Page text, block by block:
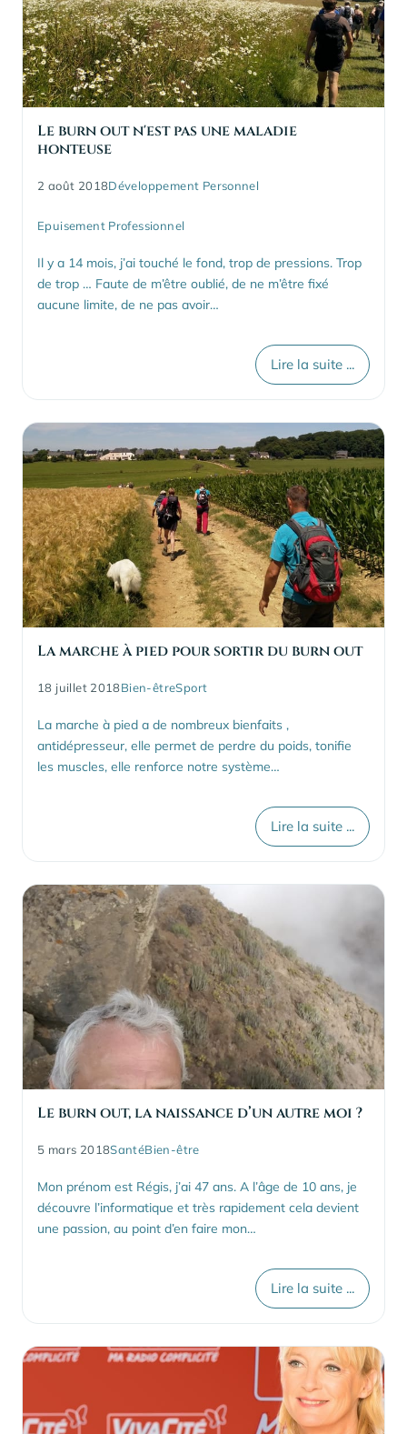
Le burn out n'est pas une maladie
honteuse
2 août 2018Développement Personnel
Epuisement Professionnel
Il y a 14 mois, j’ai touché le fond, trop de pressions. Trop
de trop … Faute de m’être oublié, de ne m’être fixé
aucune limite, de ne pas avoir…
Lire la suite ...
La marche à pied pour sortir du burn out
18 juillet 2018Bien-êtreSport
La marche à pied a de nombreux bienfaits ,
antidépresseur, elle permet de perdre du poids, tonifie
les muscles, elle renforce notre système…
Lire la suite ...
Le burn out, la naissance d’un autre moi ?
5 mars 2018SantéBien-être
Mon prénom est Régis, j’ai 47 ans. A l’âge de 10 ans, je
découvre l’informatique et très rapidement cela devient
une passion, au point d’en faire mon…
Lire la suite ...